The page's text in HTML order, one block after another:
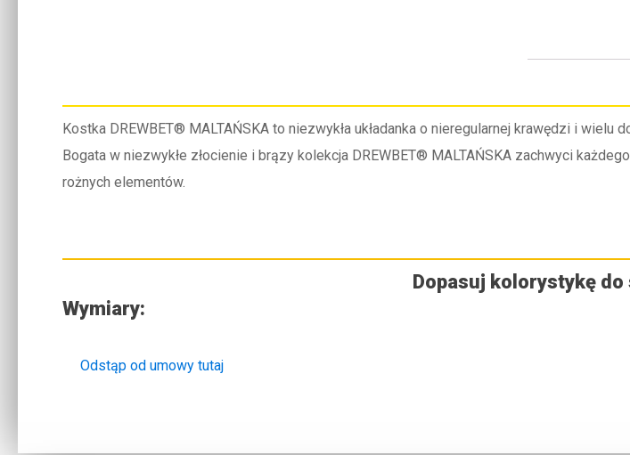
Kostka DREWBET® MALTAŃSKA to niezwykła układanka o nieregularnej krawędzi i
Bogata w niezwykłe złocienie i brązy kolekcja DREWBET® MALTAŃSKA zachwyci
rożnych elementów.
Dopasuj kolorystykę
Wymiary:
Odstąp od umowy tutaj